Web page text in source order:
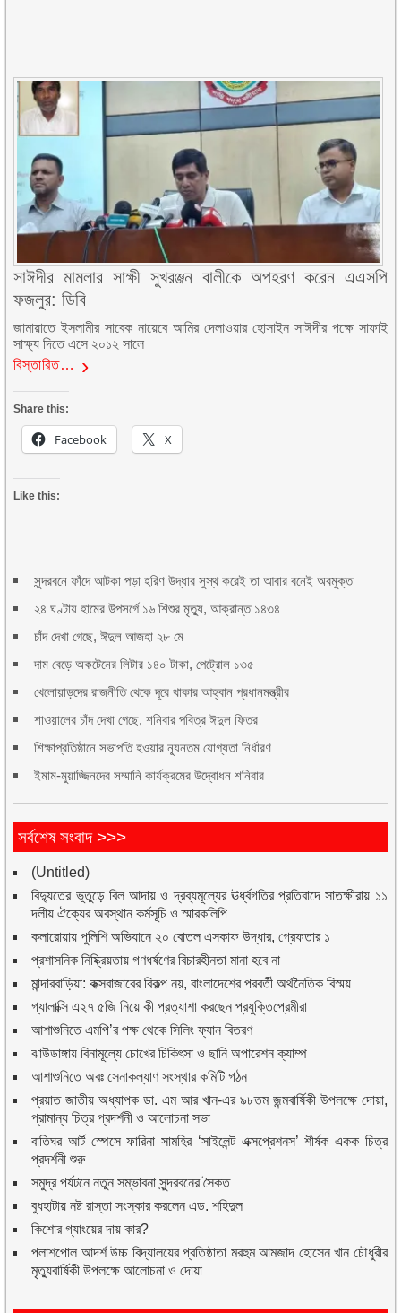
সাঈদীর মামলার সাক্ষী সুখরঞ্জন বালীকে অপহরণ করেন এএসপি
ফজলুর: ডিবি
জামায়াতে ইসলামীর সাবেক নায়েবে আমির দেলাওয়ার হোসাইন সাঈদীর পক্ষে সাফাই
সাক্ষ্য দিতে এসে ২০১২ সালে
বিস্তারিত…
Share this:
Facebook X
Like this:
সুন্দরবনে ফাঁদে আটকা পড়া হরিণ উদ্ধার সুস্থ করেই তা আবার বনেই অবমুক্ত
২৪ ঘণ্টায় হামের উপসর্গে ১৬ শিশুর মৃত্যু, আক্রান্ত ১৪৩৪
চাঁদ দেখা গেছে, ঈদুল আজহা ২৮ মে
দাম বেড়ে অকটেনের লিটার ১৪০ টাকা, পেট্রোল ১৩৫
খেলোয়াড়দের রাজনীতি থেকে দূরে থাকার আহ্বান প্রধানমন্ত্রীর
শাওয়ালের চাঁদ দেখা গেছে, শনিবার পবিত্র ঈদুল ফিতর
শিক্ষাপ্রতিষ্ঠানে সভাপতি হওয়ার ন্যূনতম যোগ্যতা নির্ধারণ
ইমাম-মুয়াজ্জিনদের সম্মানি কার্যক্রমের উদ্বোধন শনিবার
সর্বশেষ সংবাদ >>>
(Untitled)
বিদ্যুতের ভূতুড়ে বিল আদায় ও দ্রব্যমূল্যের ঊর্ধ্বগতির প্রতিবাদে সাতক্ষীরায় ১১
দলীয় ঐক্যের অবস্থান কর্মসূচি ও স্মারকলিপি
কলারোয়ায় পুলিশি অভিযানে ২০ বোতল এসকাফ উদ্ধার, গ্রেফতার ১
প্রশাসনিক নিষ্ক্রিয়তায় গণধর্ষণের বিচারহীনতা মানা হবে না
মান্দারবাড়িয়া: কক্সবাজারের বিকল্প নয়, বাংলাদেশের পরবর্তী অর্থনৈতিক বিস্ময়
গ্যালাক্সি এ২৭ ৫জি নিয়ে কী প্রত্যাশা করছেন প্রযুক্তিপ্রেমীরা
আশাশুনিতে এমপি’র পক্ষ থেকে সিলিং ফ্যান বিতরণ
ঝাউডাঙ্গায় বিনামূল্যে চোখের চিকিৎসা ও ছানি অপারেশন ক্যাম্প
আশাশুনিতে অবঃ সেনাকল্যাণ সংস্থার কমিটি গঠন
প্রয়াত জাতীয় অধ্যাপক ডা. এম আর খান-এর ৯৮তম জন্মবার্ষিকী উপলক্ষে দোয়া,
প্রামান্য চিত্র প্রদর্শনী ও আলোচনা সভা
বাতিঘর আর্ট স্পেসে ফারিনা সামহির ‘সাইলেন্ট এক্সপ্রেশনস’ শীর্ষক একক চিত্র
প্রদর্শনী শুরু
সমুদ্র পর্যটনে নতুন সম্ভাবনা সুন্দরবনের সৈকত
বুধহাটায় নষ্ট রাস্তা সংস্কার করলেন এড. শহিদুল
কিশোর গ্যাংয়ের দায় কার?
পলাশপোল আদর্শ উচ্চ বিদ্যালয়ের প্রতিষ্ঠাতা মরহুম আমজাদ হোসেন খান চৌধুরীর
মৃত্যুবার্ষিকী উপলক্ষে আলোচনা ও দোয়া